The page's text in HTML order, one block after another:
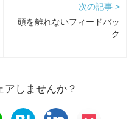
次の記事 >
頭を離れないフィードバッ
ク
アしませんか？